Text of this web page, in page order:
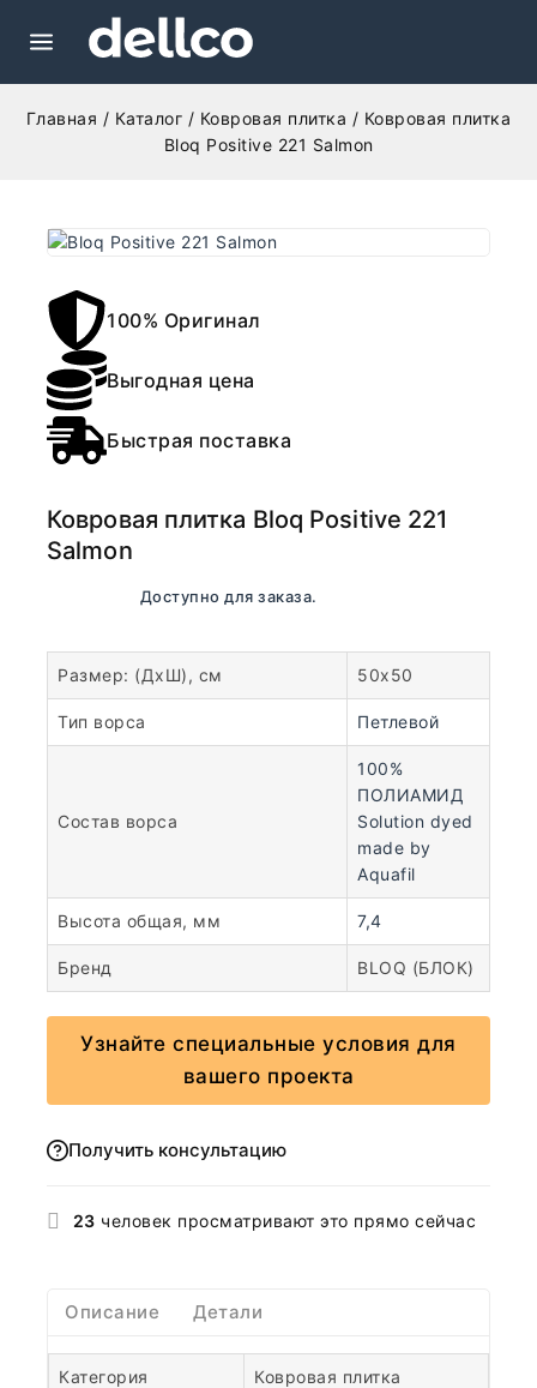
Главная / Каталог / Ковровая плитка / Ковровая плитка
Bloq Positive 221 Salmon
100% Оригинал
Выгодная цена
Быстрая поставка
Ковровая плитка Bloq Positive 221
Salmon
В наличии. Доступно для заказа.
Размер: (ДхШ), см 50х50
Тип ворса Петлевой
Состав ворса
100%
ПОЛИАМИД
Solution dyed
made by
Aquafil
Высота общая, мм 7,4
Бренд BLOQ (БЛОК)
Узнайте специальные условия для
вашего проекта
Получить консультацию
23 человек просматривают это прямо сейчас
Описание Детали
Категория Ковровая плитка